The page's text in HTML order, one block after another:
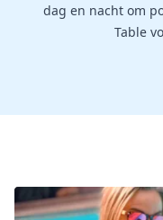
dag en nacht om
Table